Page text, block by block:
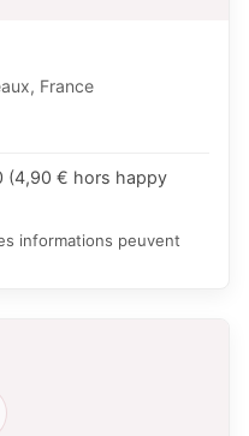
France
(4,90 € hors happy
informations peuvent